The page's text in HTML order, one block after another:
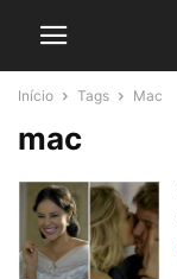
Início Tags Mac
mac